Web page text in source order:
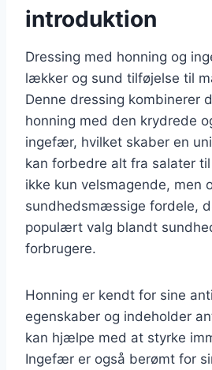
introduktion
Dressing med honning og
lækker og sund tilføjelse til
Denne dressing kombinerer
honning med den krydrede
ingefær, hvilket skaber en
kan forbedre alt fra salater
ikke kun velsmagende, men
sundhedsmæssige fordele,
populært valg blandt
forbrugere.
Honning er kendt for sine
egenskaber og indeholder
kan hjælpe med at styrke
Ingefær er også berømt for